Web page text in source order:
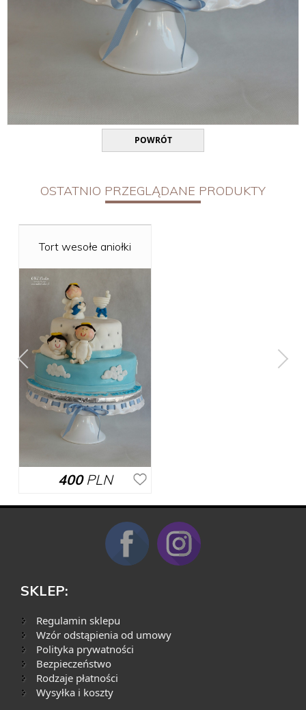
POWRÓT
OSTATNIO PRZEGLĄDANE PRODUKTY
Tort wesołe aniołki
400PLN
SKLEP:
Regulamin sklepu
Wzór odstąpienia od umowy
Polityka prywatności
Bezpieczeństwo
Rodzaje płatności
Wysyłka i koszty